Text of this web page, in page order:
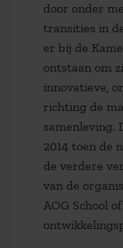
door onder
transities in
er bij de
ontstaan om
innovatieve,
richting de
samenleving.
2014 toen de
de verdere
van de
AOG School